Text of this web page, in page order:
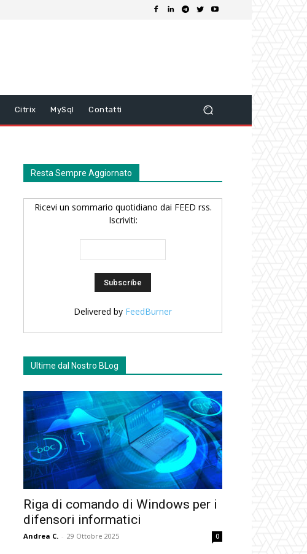
Citrix MySql Contatti
Resta Sempre Aggiornato
Ricevi un sommario quotidiano dai FEED rss.
Iscriviti:
Delivered by FeedBurner
Ultime dal Nostro BLog
Riga di comando di Windows per i
difensori informatici
Andrea C. - 29 Ottobre 2025 0